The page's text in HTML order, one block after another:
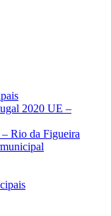
2020 UE –
Rio da Figueira